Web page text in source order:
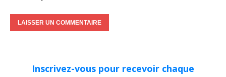
Inscrivez-vous pour recevoir chaque